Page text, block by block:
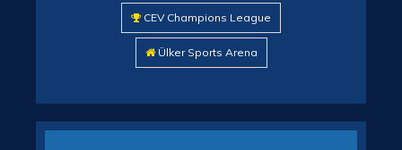
CEV Champions League
Ülker Sports Arena